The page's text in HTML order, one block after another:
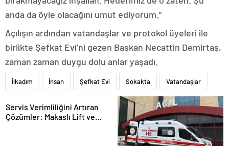
anda da öyle olacağını umut ediyorum.”
Açılışın ardından vatandaşlar ve protokol üyeleri ile
birlikte Şefkat Evi’ni gezen Başkan Necattin Demirtaş,
zaman zaman duygu dolu anlar yaşadı.
İlkadım İnsan Şefkat Evi Sokakta Vatandaşlar
Servis Verimliliğini Artıran
Çözümler: Makaslı Lift ve